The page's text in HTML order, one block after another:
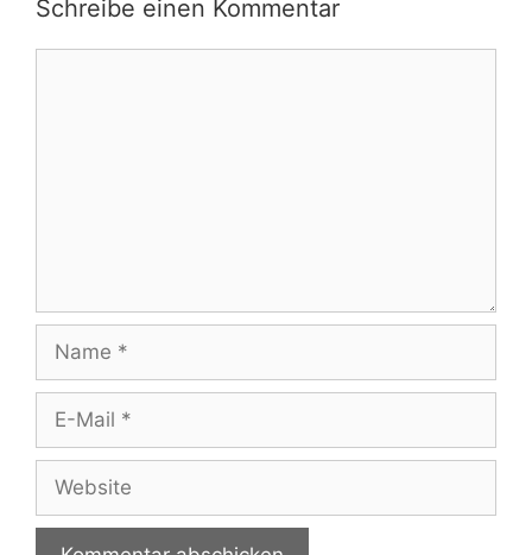
Schreibe einen Kommentar
Name
Website